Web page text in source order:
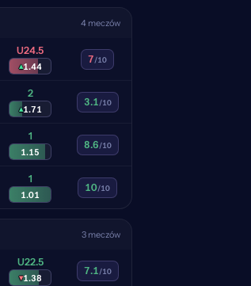
4 meczów
U24.5
▴1.44
7/10
2
▴1.71
3.1/10
1
1.15
8.6/10
1
1.01
10/10
3 meczów
U22.5
▾1.38
7.1/10